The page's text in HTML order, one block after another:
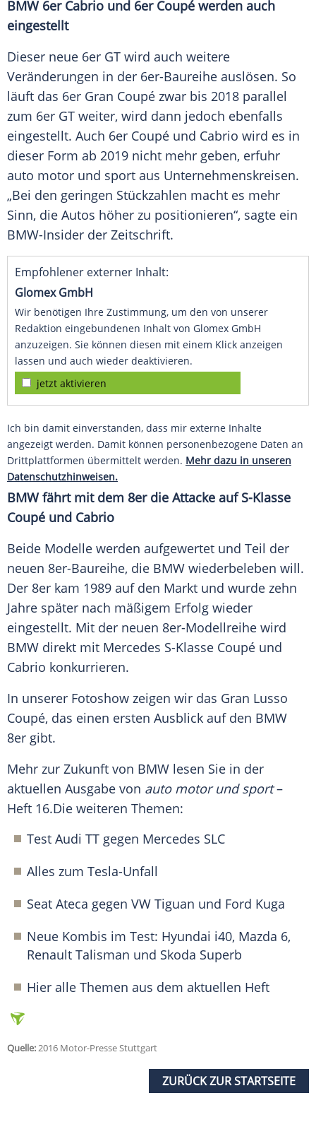
BMW 6er Cabrio und 6er Coupé werden auch
eingestellt
Dieser neue 6er GT wird auch weitere
Veränderungen in der 6er-Baureihe auslösen. So
läuft das 6er Gran Coupé zwar bis 2018 parallel
zum 6er GT weiter, wird dann jedoch ebenfalls
eingestellt. Auch 6er Coupé und Cabrio wird es in
dieser Form ab 2019 nicht mehr geben, erfuhr
auto motor und sport aus Unternehmenskreisen.
„Bei den geringen Stückzahlen macht es mehr
Sinn, die Autos höher zu positionieren“, sagte ein
BMW-Insider der Zeitschrift.
Empfohlener externer Inhalt:
Glomex GmbH
Wir benötigen Ihre Zustimmung, um den von unserer
Redaktion eingebundenen Inhalt von Glomex GmbH
anzuzeigen. Sie können diesen mit einem Klick anzeigen
lassen und auch wieder deaktivieren.
jetzt aktivieren
Ich bin damit einverstanden, dass mir externe Inhalte
angezeigt werden. Damit können personenbezogene Daten an
Drittplattformen übermittelt werden. Mehr dazu in unseren
Datenschutzhinweisen.
BMW fährt mit dem 8er die Attacke auf S-Klasse
Coupé und Cabrio
Beide Modelle werden aufgewertet und Teil der
neuen 8er-Baureihe, die BMW wiederbeleben will.
Der 8er kam 1989 auf den Markt und wurde zehn
Jahre später nach mäßigem Erfolg wieder
eingestellt. Mit der neuen 8er-Modellreihe wird
BMW direkt mit Mercedes S-Klasse Coupé und
Cabrio konkurrieren.
In unserer Fotoshow zeigen wir das Gran Lusso
Coupé, das einen ersten Ausblick auf den BMW
8er gibt.
Mehr zur Zukunft von BMW lesen Sie in der
aktuellen Ausgabe von auto motor und sport–
Heft 16.Die weiteren Themen:
Test Audi TT gegen Mercedes SLC
Alles zum Tesla-Unfall
Seat Ateca gegen VW Tiguan und Ford Kuga
Neue Kombis im Test: Hyundai i40, Mazda 6,
Renault Talisman und Skoda Superb
Hier alle Themen aus dem aktuellen Heft
Quelle:2016 Motor-Presse Stuttgart
ZURÜCK ZUR STARTSEITE